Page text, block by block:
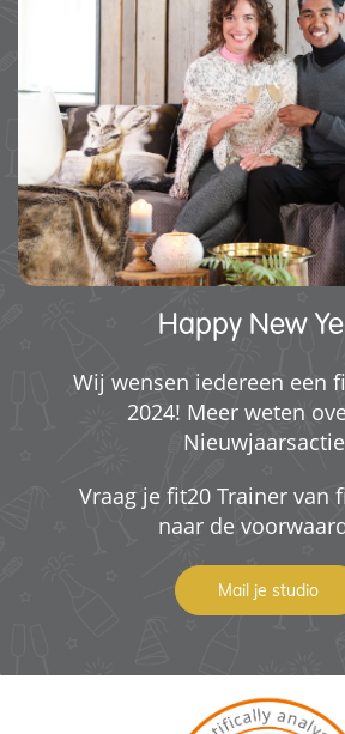
Happy New
Wij wensen iedereen een
2024! Meer weten
Vraag je fit20 Trainer van
naar de
Mail je studio